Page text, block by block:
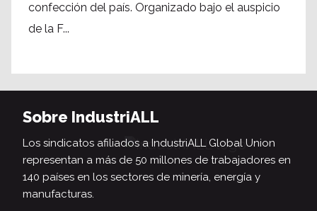
confección del país. Organizado bajo el auspicio
de la F...
Sobre IndustriALL
Los sindicatos afiliados a IndustriALL Global Union
representan a más de 50 millones de trabajadores en
140 países en los sectores de minería, energía y
manufacturas.